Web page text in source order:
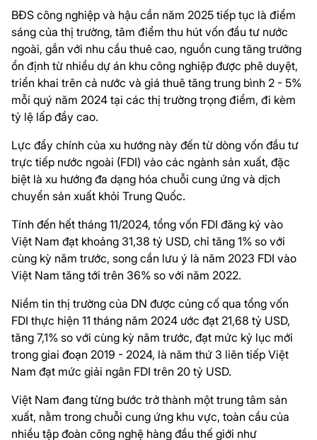
BĐS công nghiệp và hậu cần năm 2025 tiếp tục là điểm
sáng của thị trường, tâm điểm thu hút vốn đầu tư nước
ngoài, gắn với nhu cầu thuê cao, nguồn cung tăng trưởng
ổn định từ nhiều dự án khu công nghiệp được phê duyệt,
triển khai trên cả nước và giá thuê tăng trung bình 2 - 5%
mỗi quý năm 2024 tại các thị trường trọng điểm, đi kèm
tỷ lệ lấp đầy cao.
Lực đẩy chính của xu hướng này đến từ dòng vốn đầu tư
trực tiếp nước ngoài (FDI) vào các ngành sản xuất, đặc
biệt là xu hướng đa dạng hóa chuỗi cung ứng và dịch
chuyển sản xuất khỏi Trung Quốc.
Tính đến hết tháng 11/2024, tổng vốn FDI đăng ký vào
Việt Nam đạt khoảng 31,38 tỷ USD, chỉ tăng 1% so với
cùng kỳ năm trước, song cần lưu ý là năm 2023 FDI vào
Việt Nam tăng tới trên 36% so với năm 2022.
Niềm tin thị trường của DN được củng cố qua tổng vốn
FDI thực hiện 11 tháng năm 2024 ước đạt 21,68 tỷ USD,
tăng 7,1% so với cùng kỳ năm trước, đạt mức kỷ lục mới
trong giai đoạn 2019 - 2024, là năm thứ 3 liên tiếp Việt
Nam đạt mức giải ngân FDI trên 20 tỷ USD.
Việt Nam đang từng bước trở thành một trung tâm sản
xuất, nằm trong chuỗi cung ứng khu vực, toàn cầu của
nhiều tập đoàn công nghệ hàng đầu thế giới như